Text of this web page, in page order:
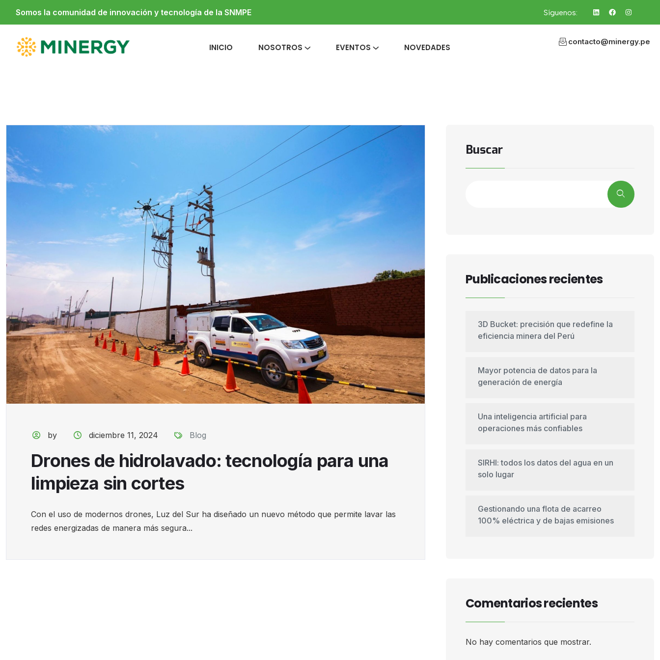
Somos la comunidad de innovación y tecnología de la SNMPE Síguenos:
INICIO NOSOTROS EVENTOS NOVEDADES
contacto@minergy.pe
by diciembre 11, 2024 Blog
Drones de hidrolavado: tecnología para una
limpieza sin cortes
Con el uso de modernos drones, Luz del Sur ha diseñado un nuevo método que permite lavar las
redes energizadas de manera más segura...
Buscar
Publicaciones recientes
3D Bucket: precisión que redefine la
eficiencia minera del Perú
Mayor potencia de datos para la
generación de energía
Una inteligencia artificial para
operaciones más confiables
SIRHI: todos los datos del agua en un
solo lugar
Gestionando una flota de acarreo
100% eléctrica y de bajas emisiones
Comentarios recientes
No hay comentarios que mostrar.